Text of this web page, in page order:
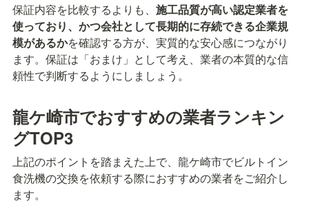
保証内容を比較するよりも、 施工品質が高い認定業者を
使っており、かつ会社として長期的に存続できる企業規
模があるかを確認する方が、実質的な安心感につながり
ます。保証は「おまけ」として考え、業者の本質的な信
頼性で判断するようにしましょう。
龍ケ崎市でおすすめの業者ランキン
グTOP3
上記のポイントを踏まえた上で、龍ケ崎市でビルトイン
食洗機の交換を依頼する際におすすめの業者をご紹介し
ます。